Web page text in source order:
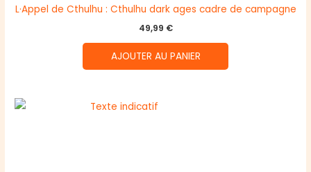
L·Appel de Cthulhu : Cthulhu dark ages cadre de campagne
49,99 €
AJOUTER AU PANIER